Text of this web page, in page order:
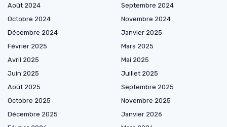
Août 2024
Septembre 2024
Octobre 2024
Novembre 2024
Décembre 2024
Janvier 2025
Février 2025
Mars 2025
Avril 2025
Mai 2025
Juin 2025
Juillet 2025
Août 2025
Septembre 2025
Octobre 2025
Novembre 2025
Décembre 2025
Janvier 2026